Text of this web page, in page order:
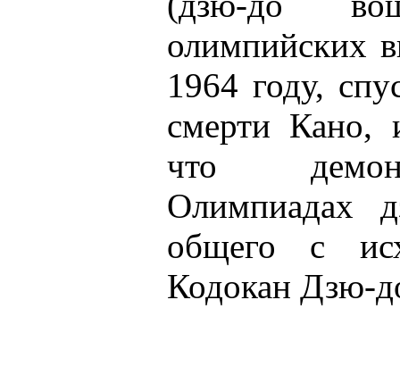
олимпийских
1964 году,
смерти Кано,
что
Олимпиадах
общего с
Кодокан Дзю-